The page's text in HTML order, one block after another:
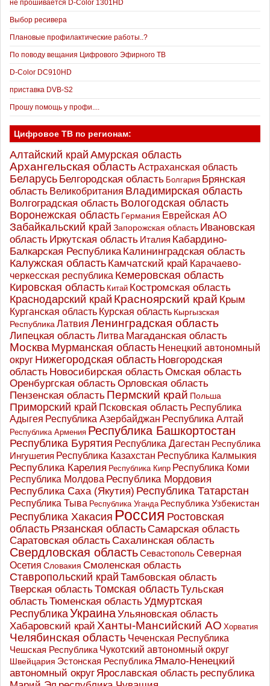
не прошивается D-Color 1301HD
Выбор ресивера
Плановые профилактические работы..?
По поводу вещания Цифрового Эфирного ТВ
D-Color DC910HD
приставка DVB-S2
Прошу помощь у профи....
Цифровое ТВ по регионам:
Алтайский край Амурская область
Архангельская область Астраханская область
Беларусь Белгородская область Болгария Брянская
область Великобритания Владимирская область
Волгоградская область Вологодская область
Воронежская область Германия Еврейская АО
Забайкальский край Запорожская область Ивановская
область Иркутская область Италия Кабардино-
Балкарская Республика Калининградская область
Калужская область Камчатский край Карачаево-
черкесская республика Кемеровская область
Кировская область Китай Костромская область
Краснодарский край Красноярский край Крым
Курганская область Курская область Кыргызская
Республика Латвия Ленинградская область
Липецкая областьЛитва Магаданская область
Москва Мурманская область Ненецкий автономный
округ Нижегородская область Новгородская
область Новосибирская областьОмская область
Оренбургская областьОрловская область
Пензенская область Пермский край Польша
Приморский край Псковская область Республика
Адыгея Республика Азербайджан Республика Алтай
Республика Армения Республика Башкортостан
Республика Бурятия Республика Дагестан Республика
Ингушетия Республика Казахстан Республика Калмыкия
Республика Карелия Республика Кипр Республика Коми
Республика Молдова Республика Мордовия
Республика Саха (Якутия) Республика Татарстан
Республика Тыва Республика Уганда Республика Узбекистан
Республика Хакасия Россия Ростовская
область Рязанская областьСамарская область
Саратовская областьСахалинская область
Свердловская областьСевастопольСеверная
Осетия Словакия Смоленская область
Ставропольский край Тамбовская область
Тверская областьТомская областьТульская
областьТюменская областьУдмуртская
РеспубликаУкраинаУльяновская область
Хабаровский край Ханты-Мансийский АО Хорватия
Челябинская область Чеченская Республика
Чешская Республика Чукотский автономный округ
Швейцария Эстонская Республика Ямало-Ненецкий
автономный округ Ярославская область республика